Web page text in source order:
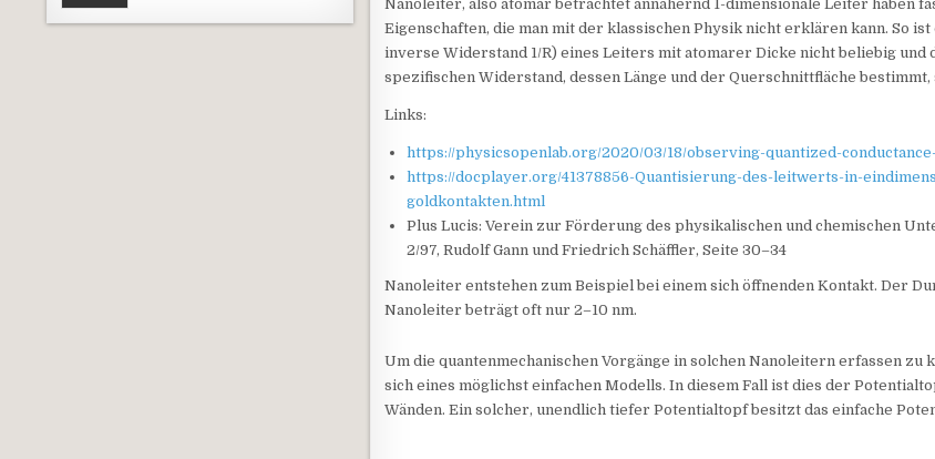
Nanoleiter, also atomar betrachtet annähernd 1-dimensionale Leiter haben
Eigenschaften, die man mit der klassischen Physik nicht erklären kann. So
inverse Widerstand 1/R) eines Leiters mit atomarer Dicke nicht beliebig und
spezifischen Widerstand, dessen Länge und der Querschnittfläche
Links:
https://physicsopenlab.org/2020/03/18/observing-quantized-
https://docplayer.org/41378856-Quantisierung-des-leitwerts-in-
goldkontakten.html
Plus Lucis: Verein zur Förderung des physikalischen und chemischen
2/97, Rudolf Gann und Friedrich Schäffler, Seite 30–34
Nanoleiter entstehen zum Beispiel bei einem sich öffnenden Kontakt. Der
Nanoleiter beträgt oft nur 2–10 nm.
Um die quantenmechanischen Vorgänge in solchen Nanoleitern erfassen zu
sich eines möglichst einfachen Modells. In diesem Fall ist dies der
Wänden. Ein solcher, unendlich tiefer Potentialtopf besitzt das einfache